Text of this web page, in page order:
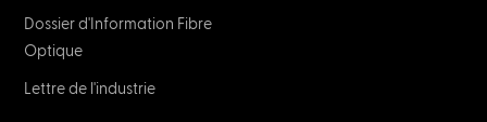
Dossier d'Information Fibre
Optique
Lettre de l'industrie